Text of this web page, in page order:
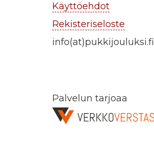
Käyttöehdot
Rekisteriseloste
info(at)pukkijouluksi.fi
Palvelun tarjoaa